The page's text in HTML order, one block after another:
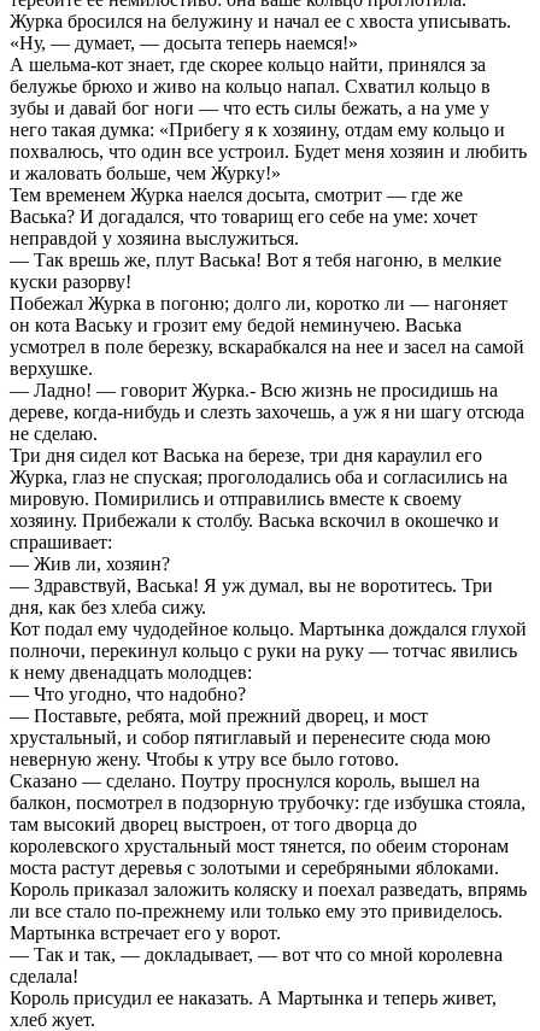
Журка бросился на белужину и начал ее с хвоста уписывать.
«Ну, — думает, — досыта теперь наемся!»
А шельма-кот знает, где скорее кольцо найти, принялся за
белужье брюхо и живо на кольцо напал. Схватил кольцо в
зубы и давай бог ноги — что есть силы бежать, а на уме у
него такая думка: «Прибегу я к хозяину, отдам ему кольцо и
похвалюсь, что один все устроил. Будет меня хозяин и любить
и жаловать больше, чем Журку!»
Тем временем Журка наелся досыта, смотрит — где же
Васька? И догадался, что товарищ его себе на уме: хочет
неправдой у хозяина выслужиться.
— Так врешь же, плут Васька! Вот я тебя нагоню, в мелкие
куски разорву!
Побежал Журка в погоню; долго ли, коротко ли — нагоняет
он кота Ваську и грозит ему бедой неминучею. Васька
усмотрел в поле березку, вскарабкался на нее и засел на самой
верхушке.
— Ладно! — говорит Журка.- Всю жизнь не просидишь на
дереве, когда-нибудь и слезть захочешь, а уж я ни шагу отсюда
не сделаю.
Три дня сидел кот Васька на березе, три дня караулил его
Журка, глаз не спуская; проголодались оба и согласились на
мировую. Помирились и отправились вместе к своему
хозяину. Прибежали к столбу. Васька вскочил в окошечко и
спрашивает:
— Жив ли, хозяин?
— Здравствуй, Васька! Я уж думал, вы не воротитесь. Три
дня, как без хлеба сижу.
Кот подал ему чудодейное кольцо. Мартынка дождался глухой
полночи, перекинул кольцо с руки на руку — тотчас явились
к нему двенадцать молодцев:
— Что угодно, что надобно?
— Поставьте, ребята, мой прежний дворец, и мост
хрустальный, и собор пятиглавый и перенесите сюда мою
неверную жену. Чтобы к утру все было готово.
Сказано — сделано. Поутру проснулся король, вышел на
балкон, посмотрел в подзорную трубочку: где избушка стояла,
там высокий дворец выстроен, от того дворца до
королевского хрустальный мост тянется, по обеим сторонам
моста растут деревья с золотыми и серебряными яблоками.
Король приказал заложить коляску и поехал разведать, впрямь
ли все стало по-прежнему или только ему это привиделось.
Мартынка встречает его у ворот.
— Так и так, — докладывает, — вот что со мной королевна
сделала!
Король присудил ее наказать. А Мартынка и теперь живет,
хлеб жует.